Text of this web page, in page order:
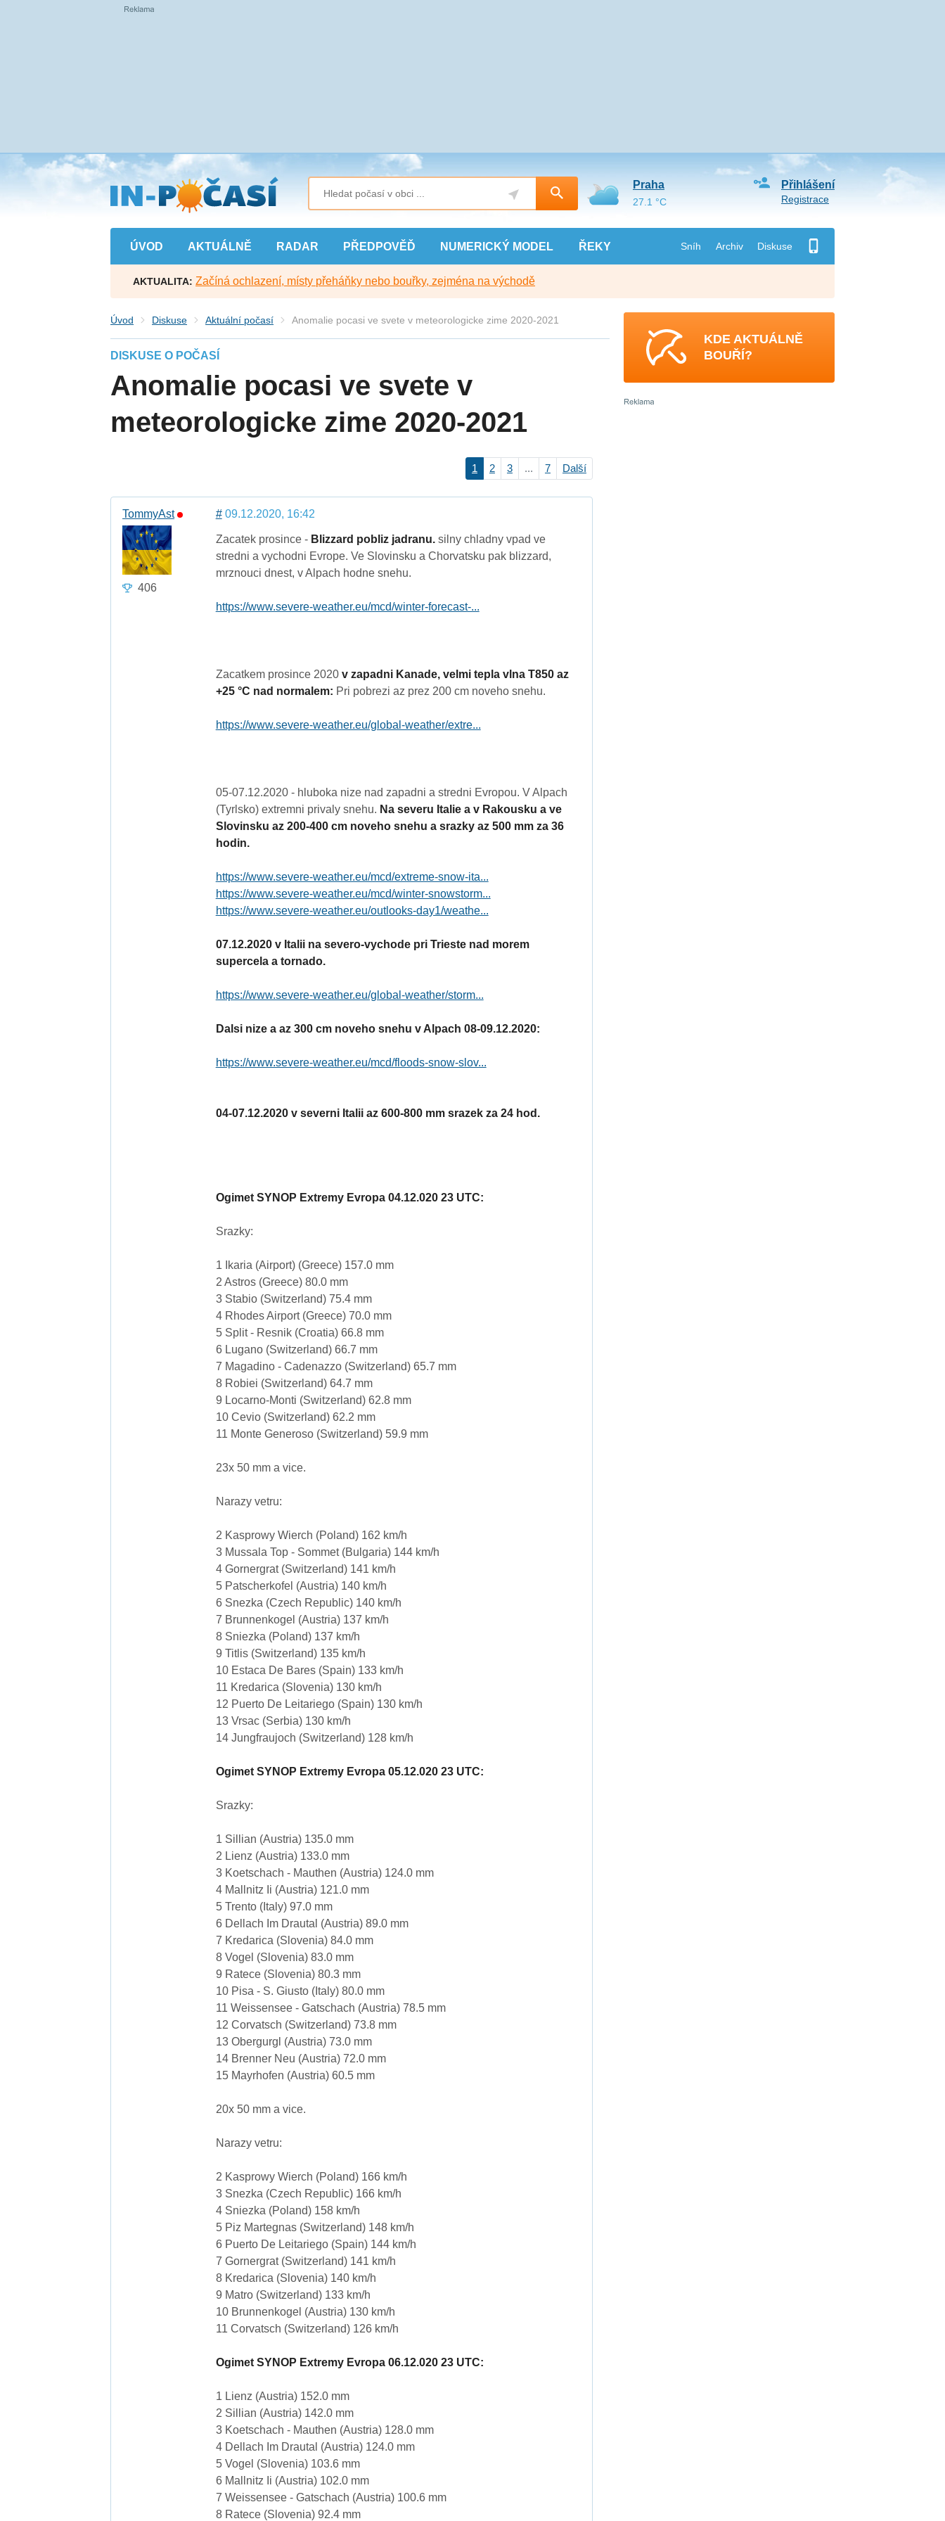
Přejít
na
hlavní
obsah
ÚVOD AKTUÁLNĚ RADAR PŘEDPOVĚĎ NUMERICKÝ MODEL ŘEKY Sníh Archiv Diskuse
Přihlášení
Registrace
Praha
27.1 °C
AKTUALITA: Začíná ochlazení, místy přeháňky nebo bouřky, zejména na východě
Úvod Diskuse Aktuální počasí Anomalie pocasi ve svete v meteorologicke zime 2020-2021
DISKUSE O POČASÍ
Anomalie pocasi ve svete v
meteorologicke zime 2020-2021
1 2 3 ... 7 Další
TommyAst
406
#09.12.2020, 16:42
Zacatek prosince - Blizzard pobliz jadranu.silny chladny vpad ve
stredni a vychodni Evrope. Ve Slovinsku a Chorvatsku pak blizzard,
mrznouci dnest, v Alpach hodne snehu.
https://www.severe-weather.eu/mcd/winter-forecast-...
Zacatkem prosince 2020 v zapadni Kanade, velmi tepla vlna T850 az
+25 °C nad normalem: Pri pobrezi az prez 200 cm noveho snehu.
https://www.severe-weather.eu/global-weather/extre...
05-07.12.2020 - hluboka nize nad zapadni a stredni Evropou. V Alpach
(Tyrlsko) extremni privaly snehu. Na severu Italie a v Rakousku a ve
Slovinsku az 200-400 cm noveho snehu a srazky az 500 mm za 36
hodin.
https://www.severe-weather.eu/mcd/extreme-snow-ita...
https://www.severe-weather.eu/mcd/winter-snowstorm...
https://www.severe-weather.eu/outlooks-day1/weathe...
07.12.2020 v Italii na severo-vychode pri Trieste nad morem
supercela a tornado.
https://www.severe-weather.eu/global-weather/storm...
Dalsi nize a az 300 cm noveho snehu v Alpach 08-09.12.2020:
https://www.severe-weather.eu/mcd/floods-snow-slov...
04-07.12.2020 v severni Italii az 600-800 mm srazek za 24 hod.
Ogimet SYNOP Extremy Evropa 04.12.020 23 UTC:
Srazky:
1 Ikaria (Airport) (Greece) 157.0 mm
2 Astros (Greece) 80.0 mm
3 Stabio (Switzerland) 75.4 mm
4 Rhodes Airport (Greece) 70.0 mm
5 Split - Resnik (Croatia) 66.8 mm
6 Lugano (Switzerland) 66.7 mm
7 Magadino - Cadenazzo (Switzerland) 65.7 mm
8 Robiei (Switzerland) 64.7 mm
9 Locarno-Monti (Switzerland) 62.8 mm
10 Cevio (Switzerland) 62.2 mm
11 Monte Generoso (Switzerland) 59.9 mm
23x 50 mm a vice.
Narazy vetru:
2 Kasprowy Wierch (Poland) 162 km/h
3 Mussala Top - Sommet (Bulgaria) 144 km/h
4 Gornergrat (Switzerland) 141 km/h
5 Patscherkofel (Austria) 140 km/h
6 Snezka (Czech Republic) 140 km/h
7 Brunnenkogel (Austria) 137 km/h
8 Sniezka (Poland) 137 km/h
9 Titlis (Switzerland) 135 km/h
10 Estaca De Bares (Spain) 133 km/h
11 Kredarica (Slovenia) 130 km/h
12 Puerto De Leitariego (Spain) 130 km/h
13 Vrsac (Serbia) 130 km/h
14 Jungfraujoch (Switzerland) 128 km/h
Ogimet SYNOP Extremy Evropa 05.12.020 23 UTC:
Srazky:
1 Sillian (Austria) 135.0 mm
2 Lienz (Austria) 133.0 mm
3 Koetschach - Mauthen (Austria) 124.0 mm
4 Mallnitz Ii (Austria) 121.0 mm
5 Trento (Italy) 97.0 mm
6 Dellach Im Drautal (Austria) 89.0 mm
7 Kredarica (Slovenia) 84.0 mm
8 Vogel (Slovenia) 83.0 mm
9 Ratece (Slovenia) 80.3 mm
10 Pisa - S. Giusto (Italy) 80.0 mm
11 Weissensee - Gatschach (Austria) 78.5 mm
12 Corvatsch (Switzerland) 73.8 mm
13 Obergurgl (Austria) 73.0 mm
14 Brenner Neu (Austria) 72.0 mm
15 Mayrhofen (Austria) 60.5 mm
20x 50 mm a vice.
Narazy vetru:
2 Kasprowy Wierch (Poland) 166 km/h
3 Snezka (Czech Republic) 166 km/h
4 Sniezka (Poland) 158 km/h
5 Piz Martegnas (Switzerland) 148 km/h
6 Puerto De Leitariego (Spain) 144 km/h
7 Gornergrat (Switzerland) 141 km/h
8 Kredarica (Slovenia) 140 km/h
9 Matro (Switzerland) 133 km/h
10 Brunnenkogel (Austria) 130 km/h
11 Corvatsch (Switzerland) 126 km/h
Ogimet SYNOP Extremy Evropa 06.12.020 23 UTC:
1 Lienz (Austria) 152.0 mm
2 Sillian (Austria) 142.0 mm
3 Koetschach - Mauthen (Austria) 128.0 mm
4 Dellach Im Drautal (Austria) 124.0 mm
5 Vogel (Slovenia) 103.6 mm
6 Mallnitz Ii (Austria) 102.0 mm
7 Weissensee - Gatschach (Austria) 100.6 mm
8 Ratece (Slovenia) 92.4 mm
KDE AKTUÁLNĚ
BOUŘÍ?